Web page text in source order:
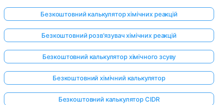
Безкоштовний калькулятор хімічних реакцій
Безкоштовний розв'язувач хімічних реакцій
Безкоштовний калькулятор хімічного зсуву
Безкоштовний хімічний калькулятор
Безкоштовний калькулятор CIDR